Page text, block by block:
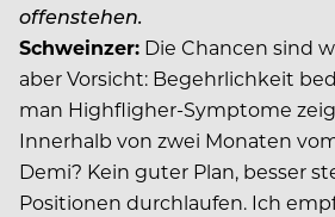
offenstehen.
Schweinzer: Die Chancen sind
aber Vorsicht: Begehrlichkeit
man Highfligher-Symptome
Innerhalb von zwei Monaten
Demi? Kein guter Plan, besser
Positionen durchlaufen. Ich